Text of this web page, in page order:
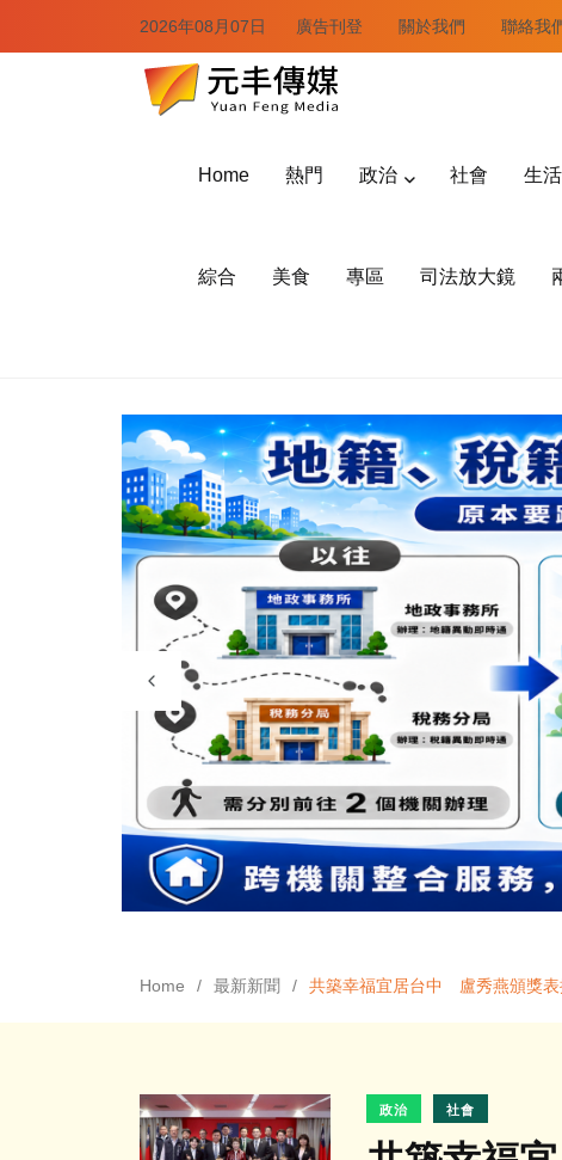
2026年08月07日 廣告刊登 關於我們 聯絡我
Home 熱門 政治 社會 生活
綜合 美食 專區 司法放大鏡
Home 最新新聞 共築幸福宜居台中 盧秀燕頒獎表
政治 社會